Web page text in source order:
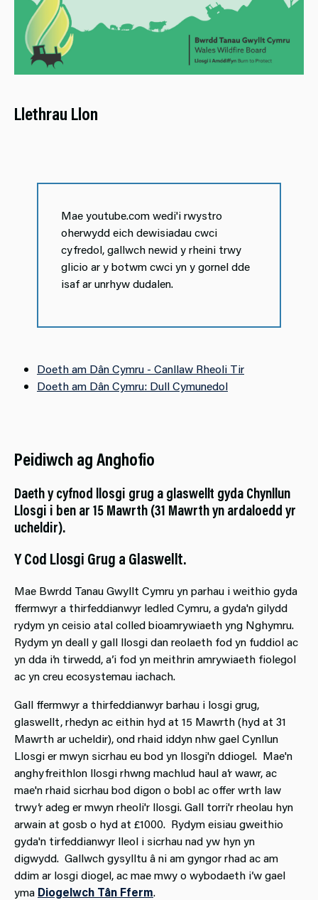
Llethrau Llon
Mae youtube.com wedi'i rwystro
oherwydd eich dewisiadau cwci
cyfredol, gallwch newid y rheini trwy
glicio ar y botwm cwci yn y gornel dde
isaf ar unrhyw dudalen.
Doeth am Dân Cymru - Canllaw Rheoli Tir
Doeth am Dân Cymru: Dull Cymunedol
Peidiwch ag Anghofio
Daeth y cyfnod llosgi grug a glaswellt gyda Chynllun
Llosgi i ben ar 15 Mawrth (31 Mawrth yn ardaloedd yr
ucheldir).
Y Cod Llosgi Grug a Glaswellt.
Mae Bwrdd Tanau Gwyllt Cymru yn parhau i weithio gyda
ffermwyr a thirfeddianwyr ledled Cymru, a gyda'n gilydd
rydym yn ceisio atal colled bioamrywiaeth yng Nghymru.
Rydym yn deall y gall llosgi dan reolaeth fod yn fuddiol ac
yn dda i’n tirwedd, a’i fod yn meithrin amrywiaeth fiolegol
ac yn creu ecosystemau iachach.
Gall ffermwyr a thirfeddianwyr barhau i losgi grug,
glaswellt, rhedyn ac eithin hyd at 15 Mawrth (hyd at 31
Mawrth ar ucheldir), ond rhaid iddyn nhw gael Cynllun
Llosgi er mwyn sicrhau eu bod yn llosgi'n ddiogel. Mae'n
anghyfreithlon llosgi rhwng machlud haul a’r wawr, ac
mae'n rhaid sicrhau bod digon o bobl ac offer wrth law
trwy’r adeg er mwyn rheoli'r llosgi. Gall torri'r rheolau hyn
arwain at gosb o hyd at £1000. Rydym eisiau gweithio
gyda'n tirfeddianwyr lleol i sicrhau nad yw hyn yn
digwydd. Gallwch gysylltu â ni am gyngor rhad ac am
ddim ar losgi diogel, ac mae mwy o wybodaeth i’w gael
yma Diogelwch Tân Fferm.